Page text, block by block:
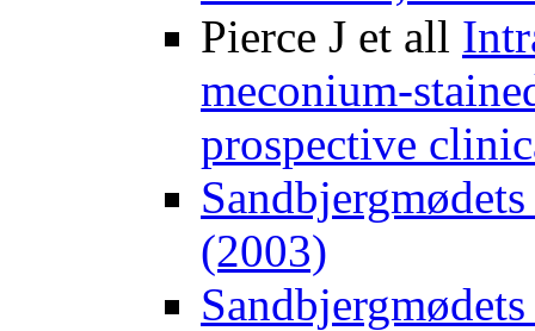
Pierce J et all
meconium-
prospective
(2003)